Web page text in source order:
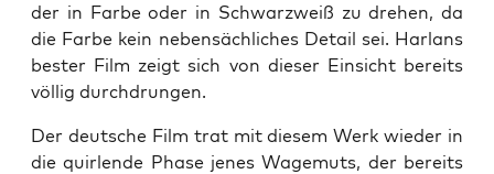
der in Far­be oder in Schwarz­weiß zu dre­hen, da
die Far­be kein neben­säch­li­ches Detail sei. Harlans
bes­ter Film zeigt sich von die­ser Ein­sicht bereits
völ­lig durchdrungen.
Der deut­sche Film trat mit die­sem Werk wie­der in
die quir­len­de Pha­se jenes Wage­muts, der bereits